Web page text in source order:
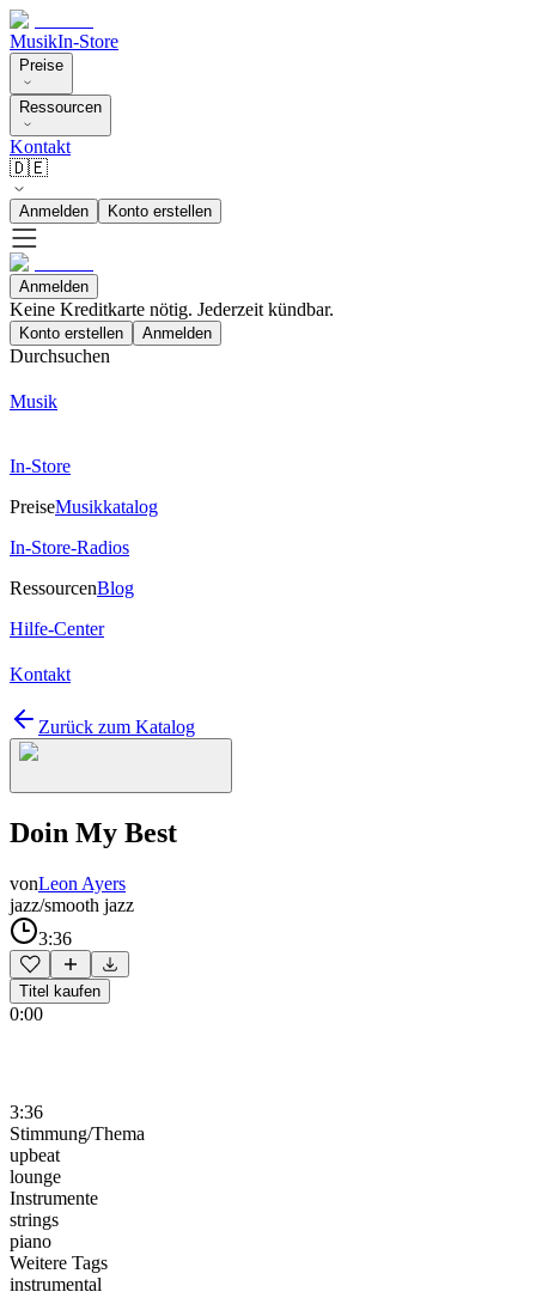
MusikIn-Store
Preise
Ressourcen
Kontakt
🇩🇪
Anmelden Konto erstellen
Anmelden
Keine Kreditkarte nötig. Jederzeit kündbar.
Konto erstellen Anmelden
Durchsuchen
Musik
In-Store
PreiseMusikkatalog
In-Store-Radios
RessourcenBlog
Hilfe-Center
Kontakt
Zurück zum Katalog
Doin My Best
vonLeon Ayers
jazz/smooth jazz
3:36
Titel kaufen
0:00
3:36
Stimmung/Thema
upbeat
lounge
Instrumente
strings
piano
Weitere Tags
instrumental